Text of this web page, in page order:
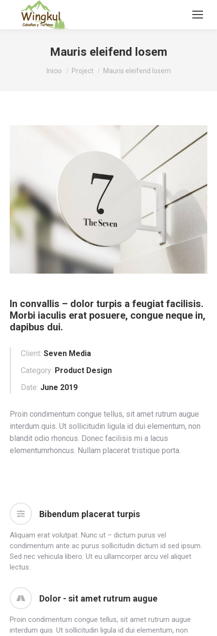
Mauris eleifend losem
Estás aquí:
Inicio Project Mauris eleifend losem
In convallis – dolor turpis a feugiat facilisis.
Morbi iaculis erat posuere, congue neque in,
dapibus dui.
Client: Seven Media
Category: Product Design
Date: June 2019
Proin condimentum congue tellus, sit amet rutrum augue
interdum quis. Ut sollicitudin ligula id dui elementum, non
blandit odio rhoncus. Donec facilisis mi a lacus
elementumrhoncus. Nullam placerat tristique porta.
Bibendum placerat turpis
Aliquam erat volutpat. Nunc ut – dictum purus vel
condimentum ante ac purus sollicitudin dictum id sed ipsum.
Sed nec vehicula libero. Ut eu ullamcorper arcu vel aliquet
lectus.
Dolor - sit amet rutrum augue
Proin condimentum congue tellus, sit amet rutrum augue
interdum quis. Ut sollicitudin ligula id dui elementum, non